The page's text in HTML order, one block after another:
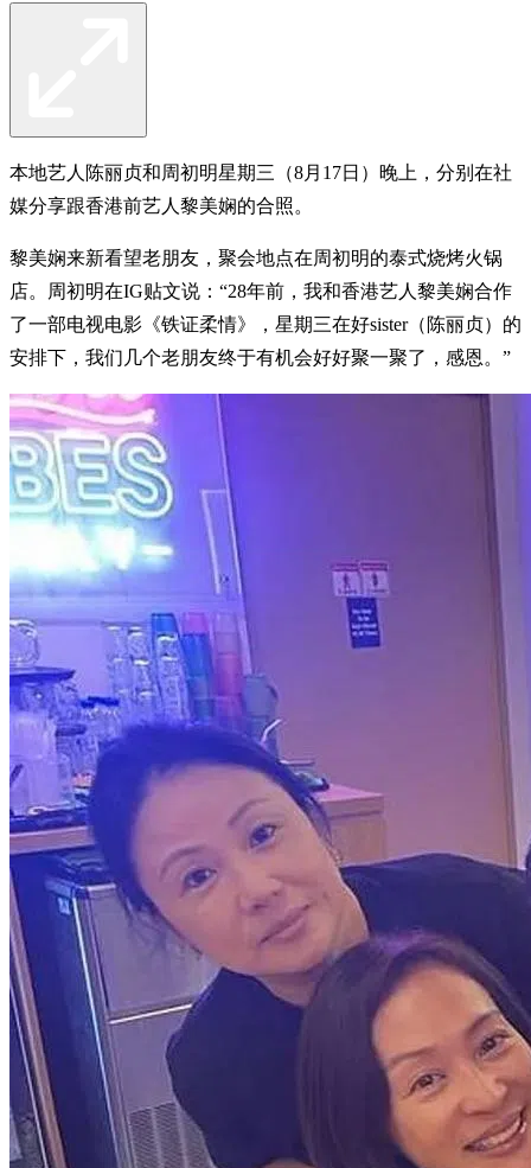
本地艺人陈丽贞和周初明星期三（8月17日）晚上，分别在社
媒分享跟香港前艺人黎美娴的合照。
黎美娴来新看望老朋友，聚会地点在周初明的泰式烧烤火锅
店。周初明在IG贴文说：“28年前，我和香港艺人黎美娴合作
了一部电视电影《铁证柔情》，星期三在好sister（陈丽贞）的
安排下，我们几个老朋友终于有机会好好聚一聚了，感恩。”